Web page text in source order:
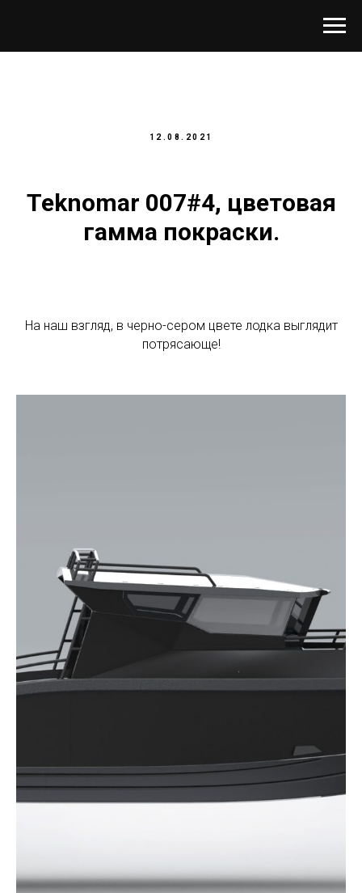
12.08.2021
Teknomar 007#4, цветовая
гамма покраски.
На наш взгляд, в черно-сером цвете лодка выглядит
потрясающе!